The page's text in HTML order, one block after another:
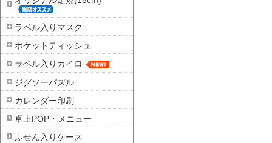
ラベル入りマスク
ポケットティッシュ
ラベル入りカイロ
ジグソーパズル
カレンダー印刷
卓上POP・メニュー
ふせん入りケース